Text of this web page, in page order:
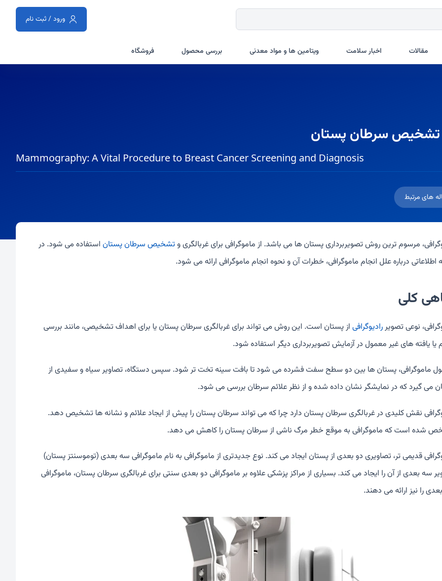
ورود / ثبت نام
مقالات اخبار سلامت ویتامین ها و مواد معدنی بررسی محصول فروشگاه
و تشخیص سرطان پستان
Mammography: A Vital Procedure to Breast Cancer Screening and Diagnosis
های مرتبط
مرسوم ترین روش تصویربرداری پستان ها می باشد. از ماموگرافی برای غربالگری وتشخیص سرطان پستان استفاده می شود. در
اطلاعاتی درباره علل انجام ماموگرافی، خطرات آن و نحوه انجام ماموگرافی ارائه می شود.
کلی
نوعی تصویررادیوگرافی از پستان است. این روش می تواند برای غربالگری سرطان پستان یا برای اهداف تشخیصی، مانند بررسی
یا یافته های غیر معمول در آزمایش تصویربرداری دیگر استفاده شود.
ماموگرافی، پستان ها بین دو سطح سفت فشرده می شود تا بافت سینه تخت تر شود. سپس دستگاه، تصاویر سیاه و سفیدی از
می گیرد که در نمایشگر نشان داده شده و از نظر علائم سرطان بررسی می شود.
نقش کلیدی در غربالگری سرطان پستان دارد چرا که می تواند سرطان پستان را پیش از ایجاد علائم و نشانه ها تشخیص دهد.
شده است که ماموگرافی به موقع خطر مرگ ناشی از سرطان پستان را کاهش می دهد.
قدیمی تر، تصاویری دو بعدی از پستان ایجاد می کند. نوع جدیدتری از ماموگرافی به نام ماموگرافی سه بعدی (توموسنتز پستان)
سه بعدی از آن را ایجاد می کند. بسیاری از مراکز پزشکی علاوه بر ماموگرافی دو بعدی سنتی برای غربالگری سرطان پستان، ماموگرافی
را نیز ارائه می دهند.